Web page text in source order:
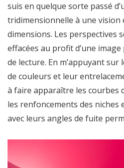
suis en quelque sorte passé
tridimensionnelle à une vision
dimensions. Les perspectives
effacées au profit d’une
de lecture. En m’appuyant sur
de couleurs et leur
à faire apparaître les courbes
les renfoncements des niches
avec leurs angles de fuite